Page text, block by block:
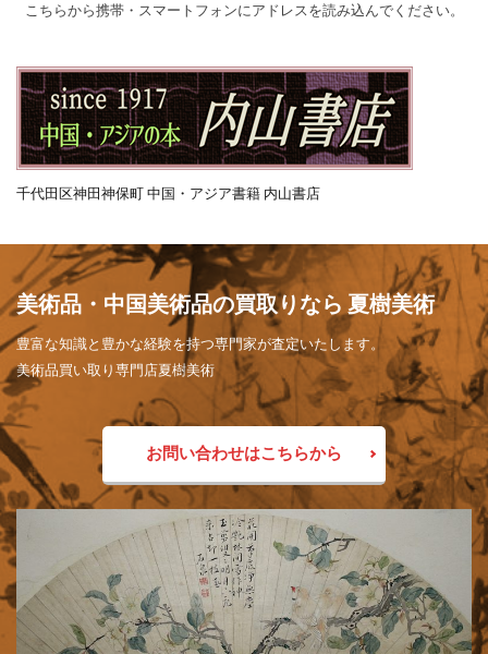
こちらから携帯・スマートフォンにアドレスを読み込んでください。
千代田区神田神保町 中国・アジア書籍 内山書店
美術品・中国美術品の買取りなら 夏樹美術
豊富な知識と豊かな経験を持つ専門家が査定いたします。
美術品買い取り専門店夏樹美術
お問い合わせはこちらから